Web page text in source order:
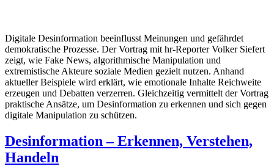
Digitale Desinformation beeinflusst Meinungen und gefährdet
demokratische Prozesse. Der Vortrag mit hr-Reporter Volker Siefert
zeigt, wie Fake News, algorithmische Manipulation und
extremistische Akteure soziale Medien gezielt nutzen. Anhand
aktueller Beispiele wird erklärt, wie emotionale Inhalte Reichweite
erzeugen und Debatten verzerren. Gleichzeitig vermittelt der Vortrag
praktische Ansätze, um Desinformation zu erkennen und sich gegen
digitale Manipulation zu schützen.
Desinformation – Erkennen, Verstehen,
Handeln